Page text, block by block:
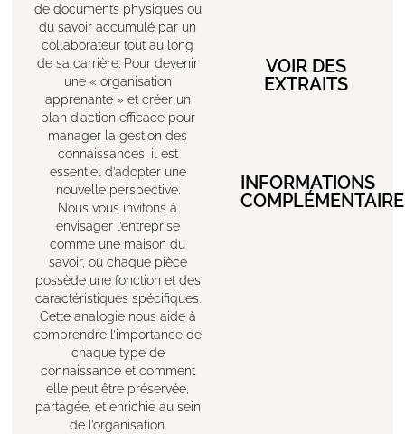
VOIR DES
EXTRAITS
INFORMATIONS
de documents physiques ou
du savoir accumulé par un
collaborateur tout au long
de sa carrière. Pour devenir
une « organisation
apprenante » et créer un
plan d’action efficace pour
manager la gestion des
connaissances, il est
essentiel d’adopter une
nouvelle perspective.
Nous vous invitons à
envisager l’entreprise
comme une maison du
savoir, où chaque pièce
possède une fonction et des
caractéristiques spécifiques.
Cette analogie nous aide à
comprendre l’importance de
chaque type de
connaissance et comment
elle peut être préservée,
partagée, et enrichie au sein
de l’organisation.